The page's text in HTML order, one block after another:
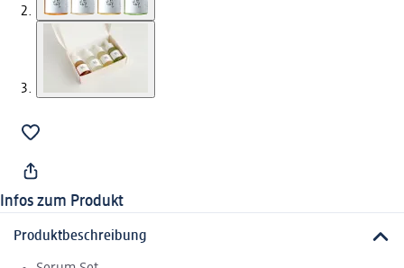
Infos zum Produkt
Produktbeschreibung